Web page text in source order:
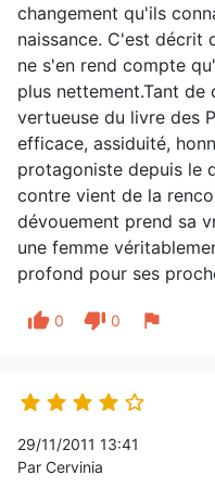
changement qu'ils
naissance. C'est décrit
ne s'en rend compte
plus nettement.Tant
vertueuse du livre des
efficace, assiduité,
protagoniste depuis le
contre vient de la
dévouement prend sa
une femme
profond pour ses
thumb_up 0 thumb_down 0 flag
    
29/11/2011 13:41
Par Cervinia